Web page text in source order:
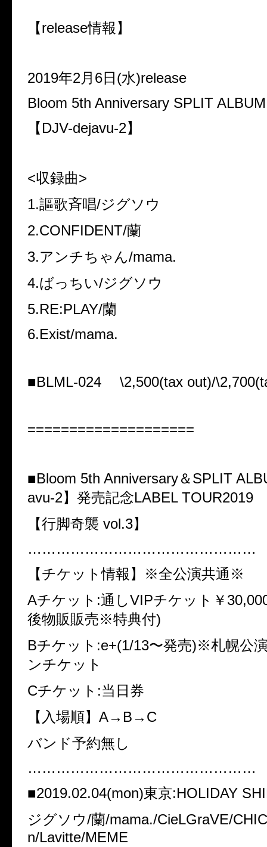
【release情報】
2019年2月6日(水)release
Bloom 5th Anniversary SPLIT ALBUM
【DJV-dejavu-2】
<収録曲>
1.謳歌斉唱/ジグソウ
2.CONFIDENT/蘭
3.アンチちゃん/mama.
4.ばっちい/ジグソウ
5.RE:PLAY/蘭
6.Exist/mama.
■BLML-024 \2,500(tax out)/
====================
■Bloom 5th Anniversary＆SPLIT
avu-2】発売記念LABEL TOUR2019
【行脚奇襲 vol.3】
…………………………………………
【チケット情報】※全公演共通※
Aチケット:通しVIPチケット￥
後物販販売※特典付)
Bチケット:e+(1/13〜発売)※札幌公
ンチケット
Cチケット:当日券
【入場順】A→B→C
バンド予約無し
…………………………………………
■2019.02.04(mon)東京:HOLIDAY
ジグソウ/蘭/mama./CieLGraVE/
n/Lavitte/MEME